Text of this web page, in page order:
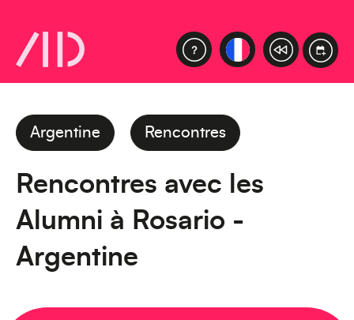
Argentine Rencontres
Rencontres avec les
Alumni à Rosario -
Argentine